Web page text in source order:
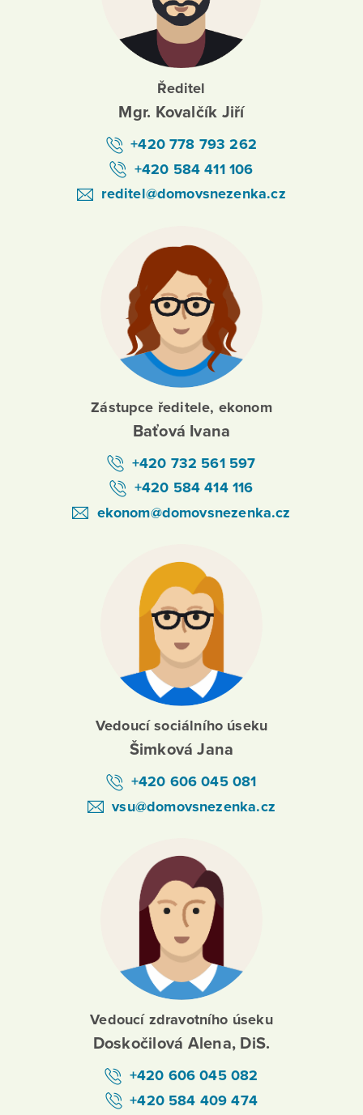
Ředitel
Mgr. Kovalčík Jiří
+420 778 793 262
+420 584 411 106
reditel@domovsnezenka.cz
Zástupce ředitele, ekonom
Baťová Ivana
+420 732 561 597
+420 584 414 116
ekonom@domovsnezenka.cz
Vedoucí sociálního úseku
Šimková Jana
+420 606 045 081
vsu@domovsnezenka.cz
Vedoucí zdravotního úseku
Doskočilová Alena, DiS.
+420 606 045 082
+420 584 409 474